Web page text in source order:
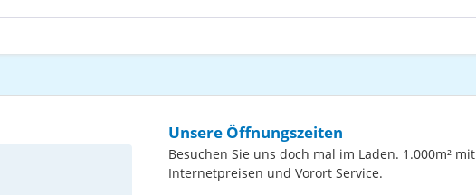
Unsere Öffnungszeiten
Besuchen Sie uns doch mal im Laden. 1.000m² mit
Internetpreisen und Vorort Service.